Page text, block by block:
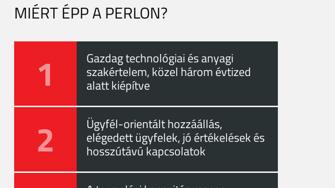
MIÉRT ÉPP A PERLON?
1 Gazdag technológiai és anyagi
szakértelem, közel három évtized
alatt kiépítve
2 Ügyfél-orientált hozzáállás,
elégedett ügyfelek, jó értékelések és
hosszútávú kapcsolatok